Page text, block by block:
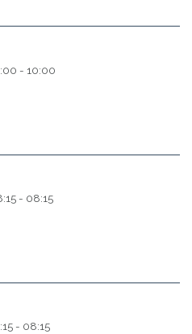
- 10:00
- 08:15
- 08:15